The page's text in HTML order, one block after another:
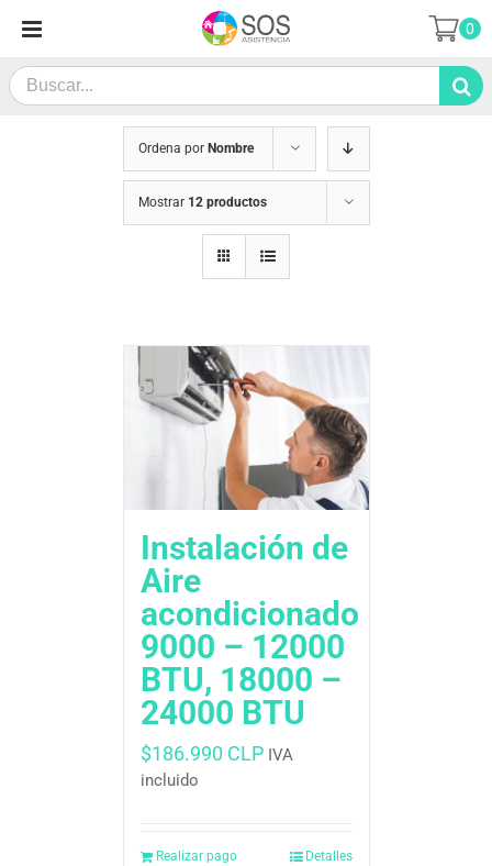
contenido
Search
for:
0
Ordena por Nombre
Mostrar 12 productos
Instalación de
Aire
acondicionado
9000 – 12000
BTU, 18000 –
24000 BTU
$186.990 CLP IVA
incluido
Realizar pago Detalles